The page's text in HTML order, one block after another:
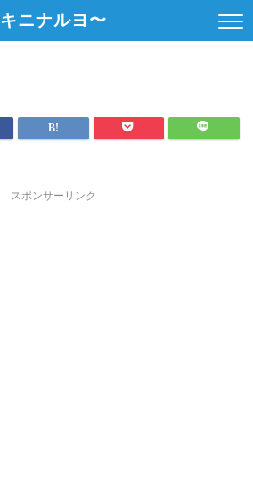
キニナルヨ〜
スポンサーリンク